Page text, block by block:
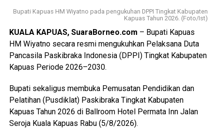
karena merupakan yang pertama kali dilaksanakan di
Kabupaten Kapuas setelah para peserta melampaui
serangkaian ujian ketat.
Ia menyebutkan ada sebanyak 47 anggota kontingen yang
terdiri dari peserta, pembina, dan pendamping
diberangkatkan menuju Bumi Perkemahan dan Graha
Wisata (Buperta) Cibubur Jakarta, untuk mengikuti agenda
Jamnas pada 13–23 Agustus 2026.
“Mereka akan bergabung dengan Pramuka Penggalang se-
Bupati Kapuas HM Wiyatno pada pengukuhan DPPI Tingkat Kabupaten
Kapuas Tahun 2026. (Foto/Ist)
KUALA KAPUAS, SuaraBorneo.com – Bupati Kapuas
HM Wiyatno secara resmi mengukuhkan Pelaksana Duta
Pancasila Paskibraka Indonesia (DPPI) Tingkat Kabupaten
Kapuas Periode 2026–2030.
Bupati sekaligus membuka Pemusatan Pendidikan dan
Pelatihan (Pusdiklat) Paskibraka Tingkat Kabupaten
Kapuas Tahun 2026 di Ballroom Hotel Permata Inn Jalan
Seroja Kuala Kapuas Rabu (5/8/2026).